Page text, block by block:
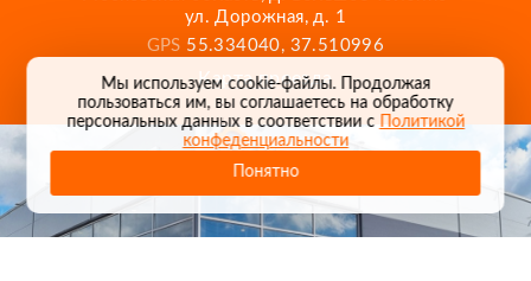
ул. Дорожная, д. 1
GPS 55.334040, 37.510996
Карта проезда
Мы используем cookie-файлы. Продолжая
пользоваться им, вы соглашаетесь на обработку
персональных данных в соответствии сПолитикой
конфеденциальности
Понятно